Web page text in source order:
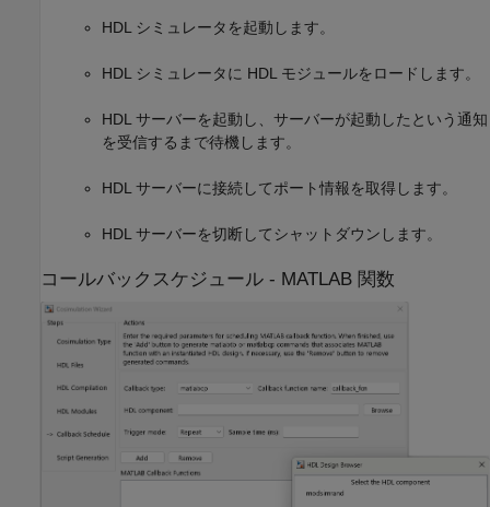
HDL シミュレータを起動します。
HDL シミュレータに HDL モジュールをロードします。
HDL サーバーを起動し、サーバーが起動したという通知
を受信するまで待機します。
HDL サーバーに接続してポート情報を取得します。
HDL サーバーを切断してシャットダウンします。
コールバックスケジュール - MATLAB 関数